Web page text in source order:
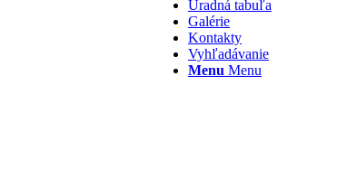
Úradná tabuľa
Galérie
Kontakty
Vyhľadávanie
Menu Menu